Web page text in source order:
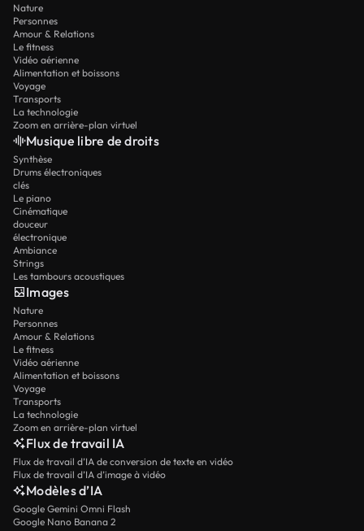
Nature
Personnes
Amour & Relations
Le fitness
Vidéo aérienne
Alimentation et boissons
Voyage
Transports
La technologie
Zoom en arrière-plan virtuel
Musique libre de droits
Synthèse
Drums électroniques
clés
Le piano
Cinématique
douceur
électronique
Ambiance
Strings
Les tambours acoustiques
Images
Nature
Personnes
Amour & Relations
Le fitness
Vidéo aérienne
Alimentation et boissons
Voyage
Transports
La technologie
Zoom en arrière-plan virtuel
Flux de travail IA
Flux de travail d’IA de conversion de texte en vidéo
Flux de travail d’IA d’image à vidéo
Modèles d’IA
Google Gemini Omni Flash
Google Nano Banana 2